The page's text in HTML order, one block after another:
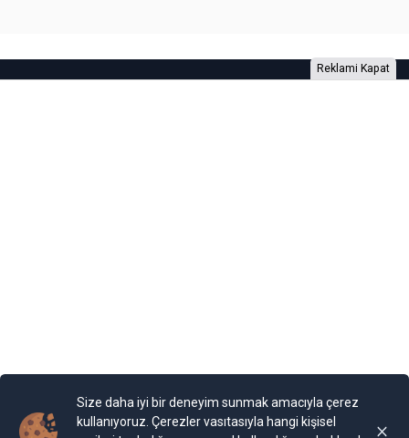
Reklami Kapat
sunulmaktadır. Burada yer alan yorum ve tavsiyeler ise genel niteliktedir. Bu
Bu nedenle, sadece burada yer alan bilgilere dayanılarak yatırım kararı
verilmesi beklentilerinize uygun sonuçlar doğurmayabilir.
Size daha iyi bir deneyim sunmak amacıyla çerez
kullanıyoruz. Çerezler vasıtasıyla hangi kişisel